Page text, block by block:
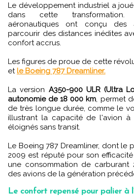
Le développement industriel a
dans cette transformation.
aéronautiques ont conçu des
parcourir des distances inédites
confort accrus.
Les figures de proue de cette
etle Boeing 787 Dreamliner.
La version A350-900 ULR (Ultra
autonomie de 18 000 km, permet
de très longue durée, comme le
illustrant la capacité de l'avion à
éloignés sans transit.
Le Boeing 787 Dreamliner, dont le
2009 est réputé pour son
une consommation de carburant
des avions de la génération
Le confort repensé pour palier à